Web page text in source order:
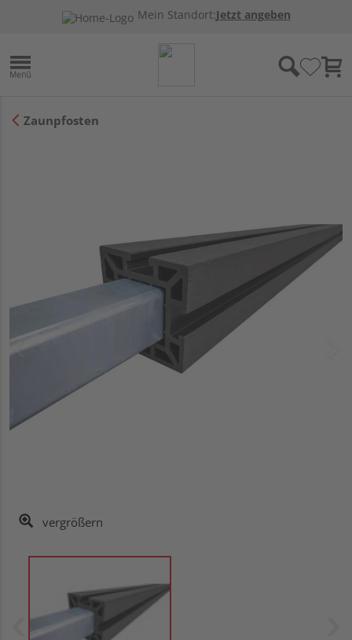
Mein Standort:Jetzt angeben
Zaunpfosten
vergrößern